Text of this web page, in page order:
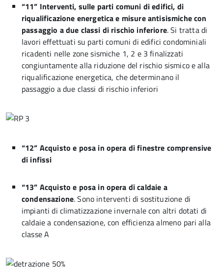
“11” Interventi, sulle parti comuni di edifici, di
riqualificazione energetica e misure antisismiche con
passaggio a due classi di rischio inferiore. Si tratta di
lavori effettuati su parti comuni di edifici condominiali
ricadenti nelle zone sismiche 1, 2 e 3 finalizzati
congiuntamente alla riduzione del rischio sismico e alla
riqualificazione energetica, che determinano il
passaggio a due classi di rischio inferiori
“12” Acquisto e posa in opera di finestre comprensive
di infissi
“13” Acquisto e posa in opera di caldaie a
condensazione. Sono interventi di sostituzione di
impianti di climatizzazione invernale con altri dotati di
caldaie a condensazione, con efficienza almeno pari alla
classe A